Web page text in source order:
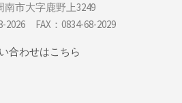
南市大字鹿野上3249
2026 FAX：0834-68-2029
合わせはこちら